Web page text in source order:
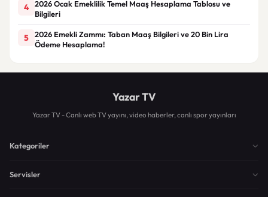
4
2026 Ocak Emeklilik Temel Maaş Hesaplama Tablosu ve
Bilgileri
5
2026 Emekli Zammı: Taban Maaş Bilgileri ve 20 Bin Lira
Ödeme Hesaplama!
Yazar TV
Yazar TV - Canlı web TV yayını, video haberler, canlı spor yayınları
Kategoriler
Servisler